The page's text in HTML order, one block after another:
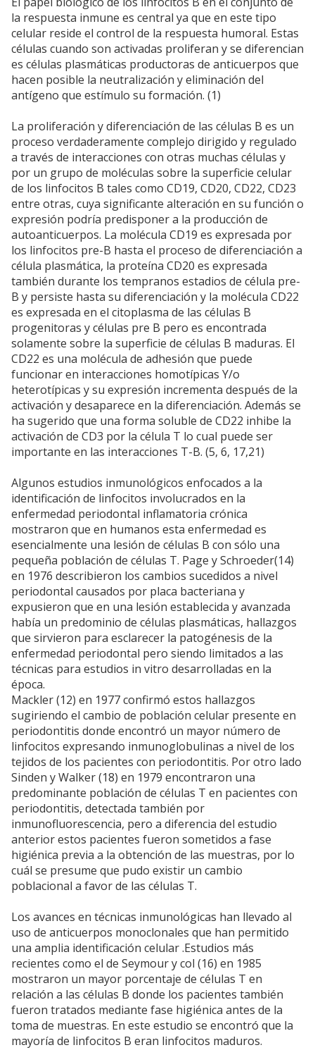
la respuesta inmune es central ya que en este tipo
celular reside el control de la respuesta humoral. Estas
células cuando son activadas proliferan y se diferencian
es células plasmáticas productoras de anticuerpos que
hacen posible la neutralización y eliminación del
antígeno que estímulo su formación. (1)
La proliferación y diferenciación de las células B es un
proceso verdaderamente complejo dirigido y regulado
a través de interacciones con otras muchas células y
por un grupo de moléculas sobre la superficie celular
de los linfocitos B tales como CD19, CD20, CD22, CD23
entre otras, cuya significante alteración en su función o
expresión podría predisponer a la producción de
autoanticuerpos. La molécula CD19 es expresada por
los linfocitos pre-B hasta el proceso de diferenciación a
célula plasmática, la proteína CD20 es expresada
también durante los tempranos estadios de célula pre-
B y persiste hasta su diferenciación y la molécula CD22
es expresada en el citoplasma de las células B
progenitoras y células pre B pero es encontrada
solamente sobre la superficie de células B maduras. El
CD22 es una molécula de adhesión que puede
funcionar en interacciones homotípicas Y/o
heterotípicas y su expresión incrementa después de la
activación y desaparece en la diferenciación. Además se
ha sugerido que una forma soluble de CD22 inhibe la
activación de CD3 por la célula T lo cual puede ser
importante en las interacciones T-B. (5, 6, 17,21)
Algunos estudios inmunológicos enfocados a la
identificación de linfocitos involucrados en la
enfermedad periodontal inflamatoria crónica
mostraron que en humanos esta enfermedad es
esencialmente una lesión de células B con sólo una
pequeña población de células T. Page y Schroeder(14)
en 1976 describieron los cambios sucedidos a nivel
periodontal causados por placa bacteriana y
expusieron que en una lesión establecida y avanzada
había un predominio de células plasmáticas, hallazgos
que sirvieron para esclarecer la patogénesis de la
enfermedad periodontal pero siendo limitados a las
técnicas para estudios in vitro desarrolladas en la
época.
Mackler (12) en 1977 confirmó estos hallazgos
sugiriendo el cambio de población celular presente en
periodontitis donde encontró un mayor número de
linfocitos expresando inmunoglobulinas a nivel de los
tejidos de los pacientes con periodontitis. Por otro lado
Sinden y Walker (18) en 1979 encontraron una
predominante población de células T en pacientes con
periodontitis, detectada también por
inmunofluorescencia, pero a diferencia del estudio
anterior estos pacientes fueron sometidos a fase
higiénica previa a la obtención de las muestras, por lo
cuál se presume que pudo existir un cambio
poblacional a favor de las células T.
Los avances en técnicas inmunológicas han llevado al
uso de anticuerpos monoclonales que han permitido
una amplia identificación celular .Estudios más
recientes como el de Seymour y col (16) en 1985
mostraron un mayor porcentaje de células T en
relación a las células B donde los pacientes también
fueron tratados mediante fase higiénica antes de la
toma de muestras. En este estudio se encontró que la
mayoría de linfocitos B eran linfocitos maduros.